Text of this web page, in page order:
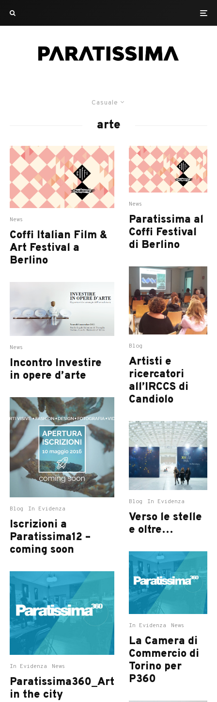
Casuale
arte
News
Coffi Italian Film &
Art Festival a
Berlino
News
Incontro Investire
in opere d’arte
Blog In Evidenza
Iscrizioni a
Paratissima12 –
coming soon
In Evidenza News
Paratissima360_Art
in the city
News
Paratissima al
Coffi Festival
di Berlino
Blog
Artisti e
ricercatori
all’IRCCS di
Candiolo
Blog In Evidenza
Verso le stelle
e oltre…
In Evidenza News
La Camera di
Commercio di
Torino per
P360